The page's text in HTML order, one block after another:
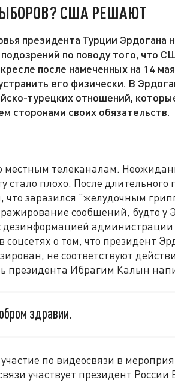
США РЕШАЮТ
президента Турции Эрдогана
по поводу того, что
после намеченных на 14
его физически. В
турецких отношений,
сторонами своих обязательств.
местным телеканалам.
стало плохо. После
что заразился "желудочным
сообщений, будто у
дезинформацией администрации
о том, что президент
не соответствуют
президента Ибрагим Калын
здравии.
по видеосвязи в
участвует президент